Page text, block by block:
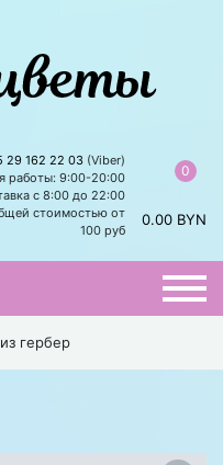
29 162 22 03 (Viber)
работы: 9:00-20:00
с 8:00 до 22:00
стоимостью от
100 руб
0
0.00 BYN
гербер